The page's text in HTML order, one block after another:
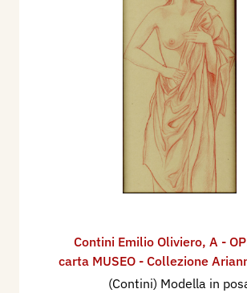
Contini Emilio Oliviero, A -
carta MUSEO - Collezione
(Contini) Modella in